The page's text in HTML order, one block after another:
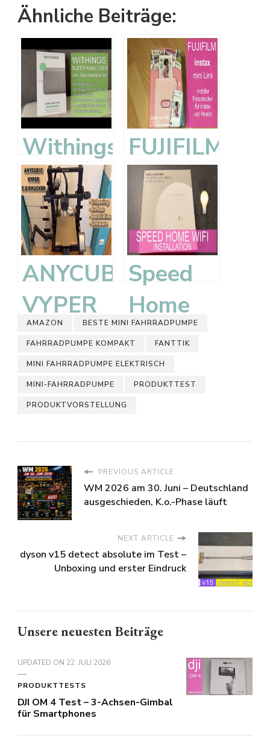
Ähnliche Beiträge:
Withings
Sleep
Analyzer
–
Schlafanalyse
unter
der
Matratze
im Test
FUJIFILM
instax
mini
Link –
mobiler
Fotodrucker
fur
Smartphone
ANYCUBIC
VYPER
3D-
Drucker
–
Aufbau
und
erster
Test
Speed
Home
WIFI
Test –
Magenta-
App
AMAZON BESTE MINI FAHRRADPUMPE
FAHRRADPUMPE KOMPAKT FANTTIK
MINI FAHRRADPUMPE ELEKTRISCH
MINI-FAHRRADPUMPE PRODUKTTEST
PRODUKTVORSTELLUNG
PREVIOUS ARTICLE
WM 2026 am 30. Juni – Deutschland
ausgeschieden, K.o.-Phase läuft
NEXT ARTICLE
dyson v15 detect absolute im Test –
Unboxing und erster Eindruck
Unsere neuesten Beiträge
UPDATED ON 22. JULI 2026
PRODUKTTESTS
DJI OM 4 Test – 3-Achsen-Gimbal
für Smartphones